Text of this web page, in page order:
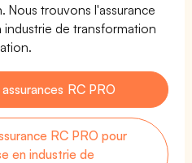
Nous trouvons l'assurance
industrie de transformation
RC PRO
RC PRO pour
en industrie de